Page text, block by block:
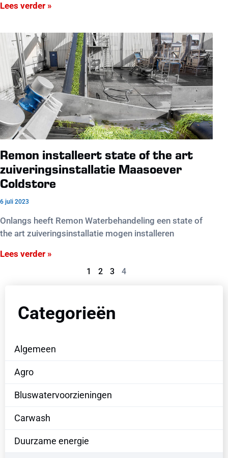
Lees verder »
Remon installeert state of the art
zuiveringsinstallatie Maasoever
Coldstore
6 juli 2023
Onlangs heeft Remon Waterbehandeling een state of
the art zuiveringsinstallatie mogen installeren
Lees verder »
1 2 3 4
Categorieën
Algemeen
Agro
Bluswatervoorzieningen
Carwash
Duurzame energie